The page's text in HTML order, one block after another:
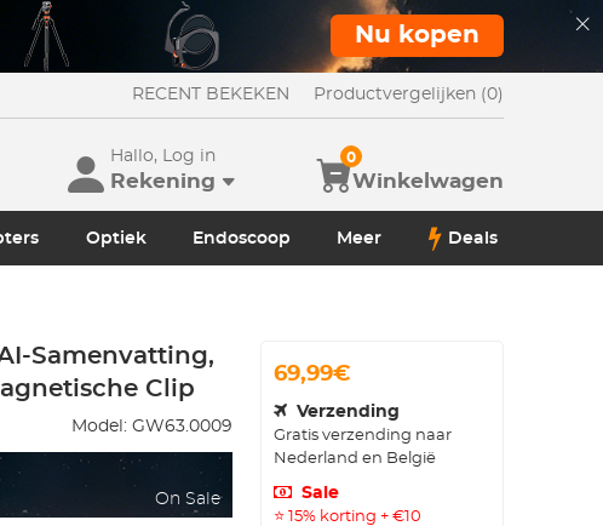
Nu kopen
RECENT BEKEKEN Productvergelijken (0)
Hallo, Log in
Rekening Winkelwagen
0
Optiek Endoscoop Meer Deals
Samenvatting,
Clip
Model: GW63.0009
On Sale
69,99€
Verzending
Gratis verzending naar
Nederland en België
Sale
⭐ 15% korting + €10